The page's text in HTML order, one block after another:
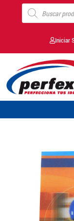
Iniciar